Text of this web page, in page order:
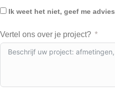
Ik weet het niet, geef me advies
Vertel ons over je project?